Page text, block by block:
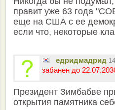
правит уже 63 года
еще на США с ее
если что, некоторые
едридмадрид
забанен до
Президент Зимбабве
открытия памятника